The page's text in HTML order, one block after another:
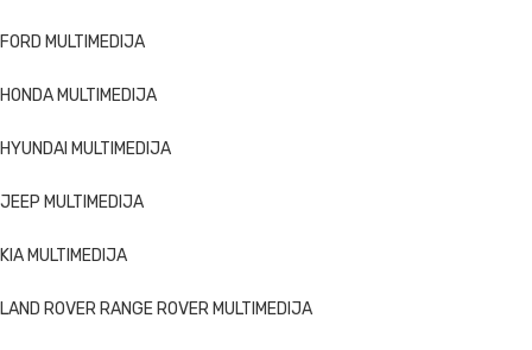
FORD MULTIMEDIJA
HONDA MULTIMEDIJA
HYUNDAI MULTIMEDIJA
JEEP MULTIMEDIJA
KIA MULTIMEDIJA
LAND ROVER RANGE ROVER MULTIMEDIJA